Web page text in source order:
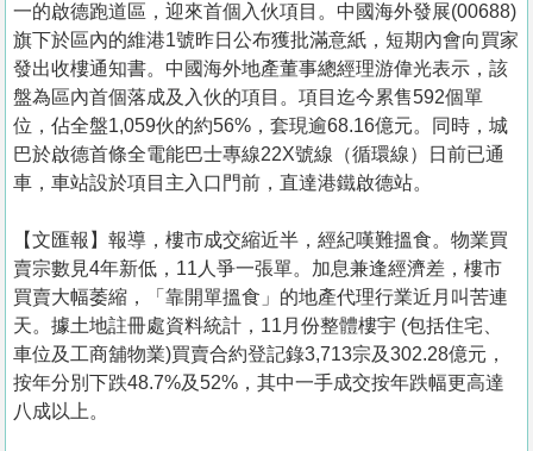
一的啟德跑道區，迎來首個入伙項目。中國海外發展(00688)
旗下於區內的維港1號昨日公布獲批滿意紙，短期內會向買家
發出收樓通知書。中國海外地產董事總經理游偉光表示，該
盤為區內首個落成及入伙的項目。項目迄今累售592個單
位，佔全盤1,059伙的約56%，套現逾68.16億元。同時，城
巴於啟德首條全電能巴士專線22X號線（循環線）日前已通
車，車站設於項目主入口門前，直達港鐵啟德站。
【文匯報】報導，樓市成交縮近半，經紀嘆難搵食。物業買
賣宗數見4年新低，11人爭一張單。加息兼逢經濟差，樓市
買賣大幅萎縮，「靠開單搵食」的地產代理行業近月叫苦連
天。據土地註冊處資料統計，11月份整體樓宇 (包括住宅、
車位及工商舖物業)買賣合約登記錄3,713宗及302.28億元，
按年分別下跌48.7%及52%，其中一手成交按年跌幅更高達
八成以上。